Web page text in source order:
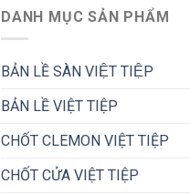
DANH MỤC SẢN PHẨM
BẢN LỀ SÀN VIỆT TIỆP
BẢN LỀ VIỆT TIỆP
CHỐT CLEMON VIỆT TIỆP
CHỐT CỬA VIỆT TIỆP